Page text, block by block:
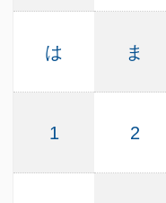
は ま
1 2